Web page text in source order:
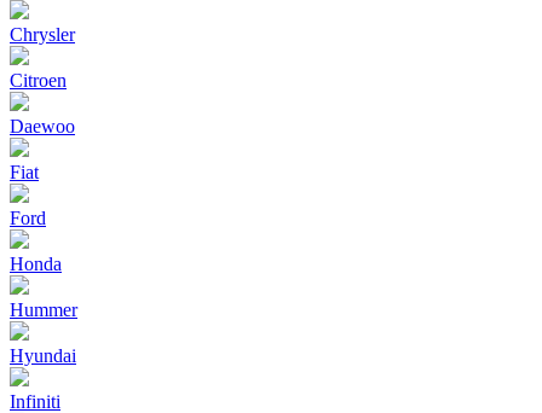
Chrysler
Citroen
Daewoo
Fiat
Ford
Honda
Hummer
Hyundai
Infiniti